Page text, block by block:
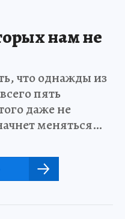
нам не
что однажды из
пять
даже не
меняться…